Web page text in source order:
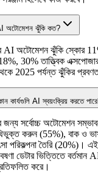
অটোমেশন ঝুঁকি কত?
AI অটোমেশন ঝুঁকি স্কোর
30% তাত্ত্বিক
2025 পর্যন্ত ঝুঁকির
কার্যগুলি AI স্বয়ংক্রিয় করতে
জন্য সর্বোচ্চ অটোমেশন
করুন (55%), বাক ও
পরিকল্পনা তৈরি (20%)।
ডেটার ভিত্তিতে বর্তমান AI
করে।